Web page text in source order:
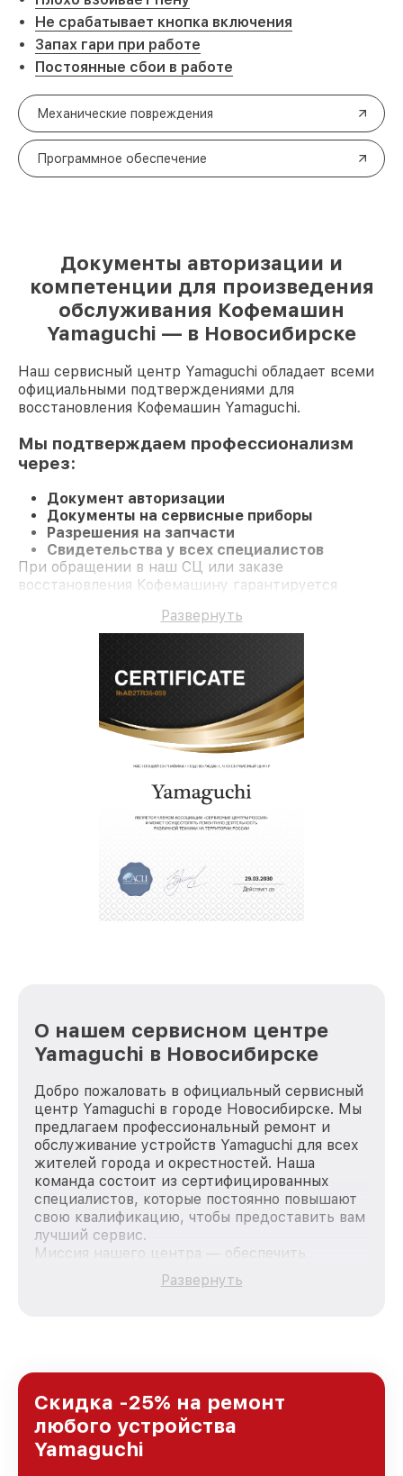
Не срабатывает кнопка включения
Запах гари при работе
Постоянные сбои в работе
Механические повреждения
Программное обеспечение
Документы авторизации и
компетенции для произведения
обслуживания Кофемашин
Yamaguchi — в Новосибирске
Наш сервисный центр Yamaguchi обладает всеми
официальными подтверждениями для
восстановления Кофемашин Yamaguchi.
Мы подтверждаем профессионализм
через:
Документ авторизации
Документы на сервисные приборы
Разрешения на запчасти
Свидетельства у всех специалистов
При обращении в наш СЦ или заказе
восстановления Кофемашину гарантируется
Развернуть
О нашем сервисном центре
Yamaguchi в Новосибирске
Добро пожаловать в официальный сервисный
центр Yamaguchi в городе Новосибирске. Мы
предлагаем профессиональный ремонт и
обслуживание устройств Yamaguchi для всех
жителей города и окрестностей. Наша
команда состоит из сертифицированных
специалистов, которые постоянно повышают
свою квалификацию, чтобы предоставить вам
лучший сервис.
Миссия нашего центра — обеспечить
качественный и доступный ремонт для
каждого пользователя продукции Yamaguchi,
городе Новосибирске, постоянно повышая
уровень доверия и лояльности наших
клиентов.
Развернуть
Скидка -25% на ремонт
любого устройства
Yamaguchi